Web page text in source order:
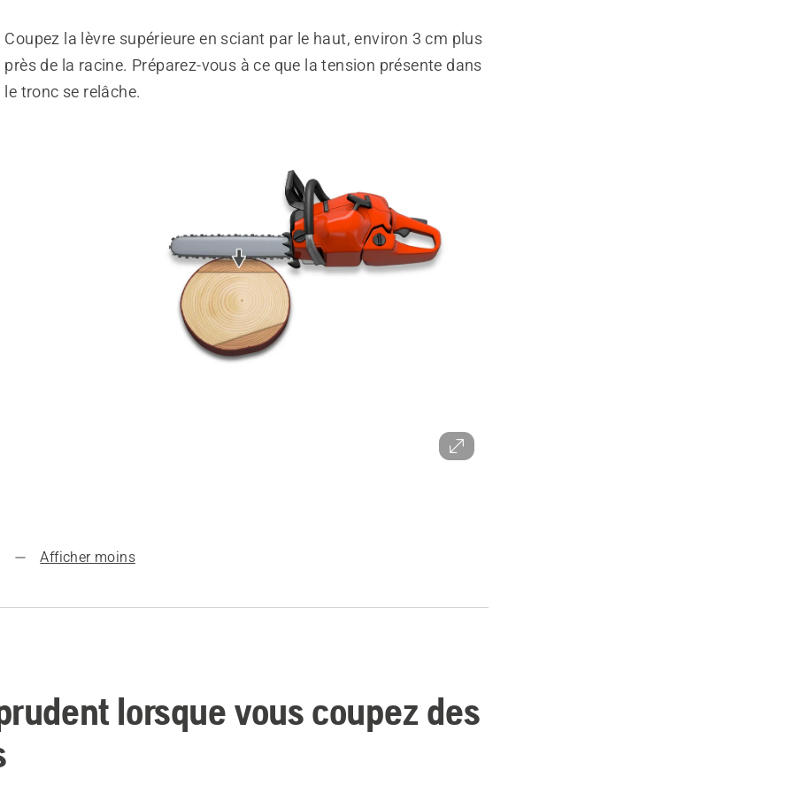
Coupez la lèvre supérieure en sciant par le haut, environ 3 cm plus
près de la racine. Préparez-vous à ce que la tension présente dans
le tronc se relâche.
Afficher moins
lorsque vous coupez des